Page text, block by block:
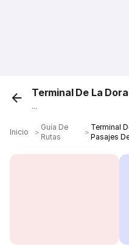
Terminal De La
...
Inicio ＞
Guía De
Rutas
＞
Terminal
Pasajes